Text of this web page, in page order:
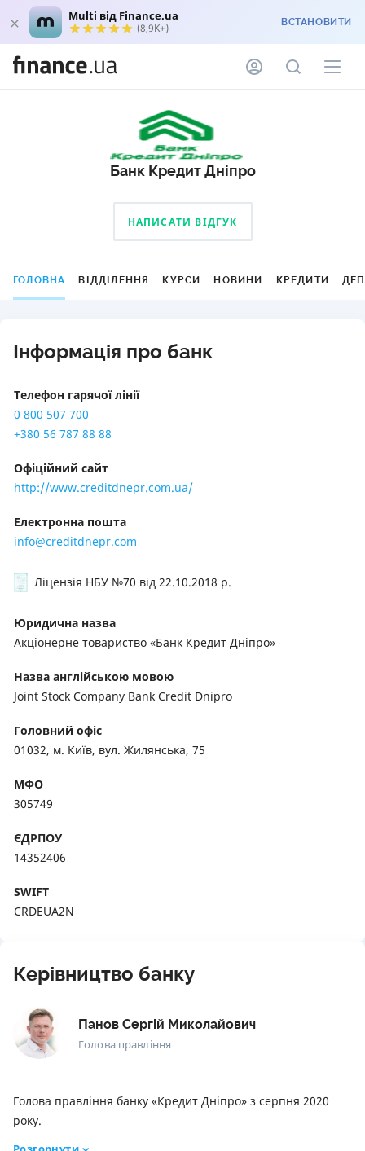
Multi від Finance.ua
(8,9K+) ВСТАНОВИТИ
Банк Кредит Дніпро
НАПИСАТИ ВІДГУК
ГОЛОВНА ВІДДІЛЕННЯ КУРСИ НОВИНИ КРЕДИТИ
Інформація про банк
Телефон гарячої лінії
0 800 507 700
+380 56 787 88 88
Офіційний сайт
http://www.creditdnepr.com.ua/
Електронна пошта
info@creditdnepr.com
Ліцензія НБУ №70 від 22.10.2018 р.
Юридична назва
Акціонерне товариство «Банк Кредит Дніпро»
Назва англійською мовою
Joint Stock Company Bank Credit Dnipro
Головний офіс
01032, м. Київ, вул. Жилянська, 75
МФО
305749
ЄДРПОУ
14352406
SWIFT
CRDEUA2N
Керівництво банку
Панов Сергій Миколайович
Голова правління
Голова правління банку «Кредит Дніпро» з серпня 2020
року.